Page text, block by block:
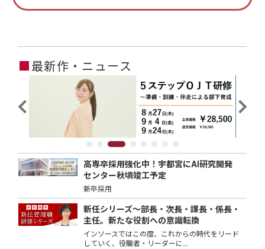
■最新作・ニュース
高専卒採用強化中！宇都宮にAI研究開発
センター秋頃竣工予定
新卒採用
新任シリーズ～部長・次長・課長・係長・
主任。新たな役割への意識転換
インソースではこの度、これからの時代をリード
していく、役職者・リーダーに...